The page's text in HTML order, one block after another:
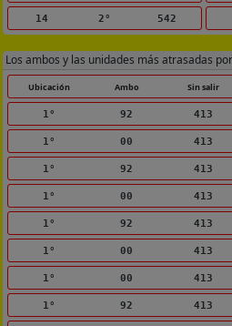
14 2° 542
Los ambos y las unidades más atrasadas
Ubicación Ambo Sin salir
1° 92 413
1° 00 413
1° 92 413
1° 00 413
1° 92 413
1° 00 413
1° 00 413
1° 92 413